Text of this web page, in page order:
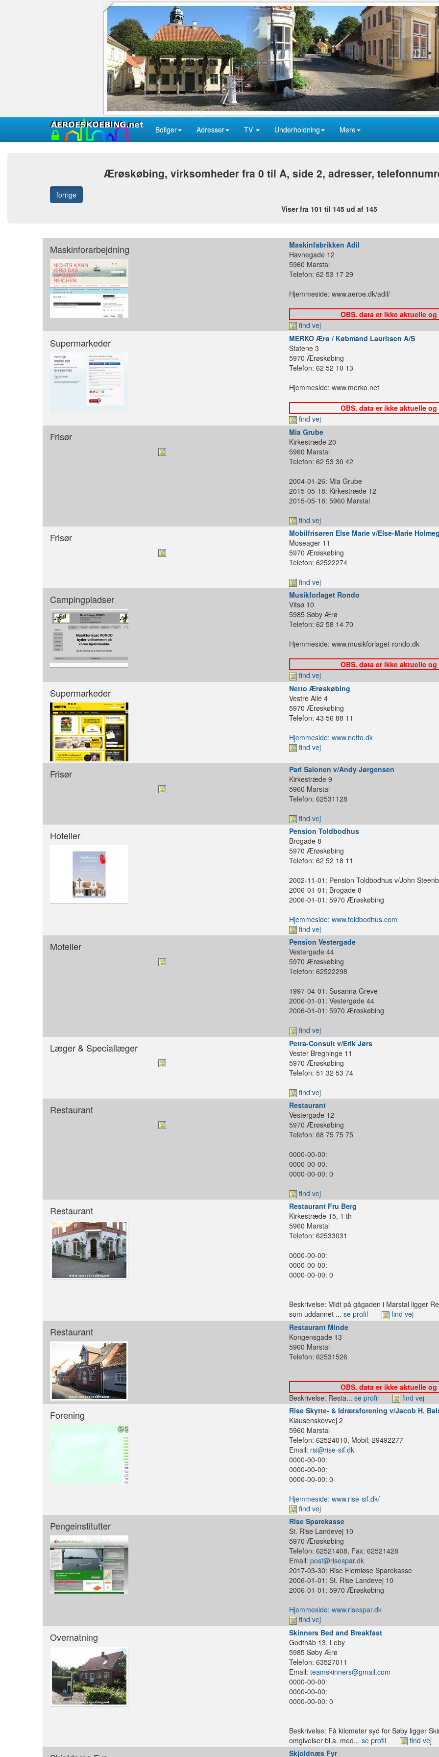
Boliger Adresser TV Underholdning Mere
Ærøskøbing, virksomheder fra 0 til A, side 2, adresser,
forrige
Viser fra 101 til 145 ud af 145
Maskinforarbejdning
Maskinfabrikken Adil
Havnegade 12
5960 Marstal
Telefon: 62 53 17 29
Hjemmeside: www.aeroe.dk/adil/
OBS. data er ikke aktuelle
find vej
Supermarkeder
MERKO Ærø / Købmand Lauritsen A/S
Statene 3
5970 Ærøskøbing
Telefon: 62 52 10 13
Hjemmeside: www.merko.net
OBS. data er ikke aktuelle
find vej
Frisør
Mia Grube
Kirkestræde 20
5960 Marstal
Telefon: 62 53 30 42
2004-01-26: Mia Grube
2015-05-18: Kirkestræde 12
2015-05-18: 5960 Marstal
find vej
Frisør
Mobilfrisøren Else Marie v/Else-Marie
Moseager 11
5970 Ærøskøbing
Telefon: 62522274
find vej
Campingpladser
Musikforlaget Rondo
Vitsø 10
5985 Søby Ærø
Telefon: 62 58 14 70
Hjemmeside: www.musikforlaget-rondo.dk
OBS. data er ikke aktuelle
find vej
Supermarkeder
Netto Ærøskøbing
Vestre Allé 4
5970 Ærøskøbing
Telefon: 43 56 88 11
Hjemmeside: www.netto.dk
find vej
Frisør
Pari Salonen v/Andy Jørgensen
Kirkestræde 9
5960 Marstal
Telefon: 62531128
find vej
Hoteller
Pension Toldbodhus
Brogade 8
5970 Ærøskøbing
Telefon: 62 52 18 11
2002-11-01: Pension Toldbodhus v/John
2006-01-01: Brogade 8
2006-01-01: 5970 Ærøskøbing
Hjemmeside: www.toldbodhus.com
find vej
Moteller
Pension Vestergade
Vestergade 44
5970 Ærøskøbing
Telefon: 62522298
1997-04-01: Susanna Greve
2006-01-01: Vestergade 44
2006-01-01: 5970 Ærøskøbing
find vej
Læger & Speciallæger
Petra-Consult v/Erik Jørs
Vester Bregninge 11
5970 Ærøskøbing
Telefon: 51 32 53 74
find vej
Restaurant
Restaurant
Vestergade 12
5970 Ærøskøbing
Telefon: 68 75 75 75
0000-00-00:
0000-00-00:
0000-00-00: 0
find vej
Restaurant
Restaurant Fru Berg
Kirkestræde 15, 1 th
5960 Marstal
Telefon: 62533031
0000-00-00:
0000-00-00:
0000-00-00: 0
Beskrivelse: Midt på gågaden i Marstal ligger
som uddannet ... se profil find vej
Restaurant
Restaurant Minde
Kongensgade 13
5960 Marstal
Telefon: 62531526
OBS. data er ikke aktuelle
Beskrivelse: Resta... se profil find vej
Forening
Rise Skytte- & Idrætsforening v/Jacob H.
Klausenskovvej 2
5960 Marstal
Telefon: 62524010, Mobil: 29492277
Email: rsi@rise-sif.dk
0000-00-00:
0000-00-00:
0000-00-00: 0
Hjemmeside: www.rise-sif.dk/
find vej
Pengeinstitutter
Rise Sparekasse
St. Rise Landevej 10
5970 Ærøskøbing
Telefon: 62521408, Fax: 62521428
Email: post@risespar.dk
2017-03-30: Rise Flemløse Sparekasse
2006-01-01: St. Rise Landevej 10
2006-01-01: 5970 Ærøskøbing
Hjemmeside: www.risespar.dk
find vej
Overnatning
Skinners Bed and Breakfast
Godthåb 13, Leby
5985 Søby Ærø
Telefon: 63527011
Email: teamskinners@gmail.com
0000-00-00:
0000-00-00:
0000-00-00: 0
Beskrivelse: Få kilometer syd for Søby ligger
omgivelser bl.a. med... se profil find vej
Skjoldnæs Fyr